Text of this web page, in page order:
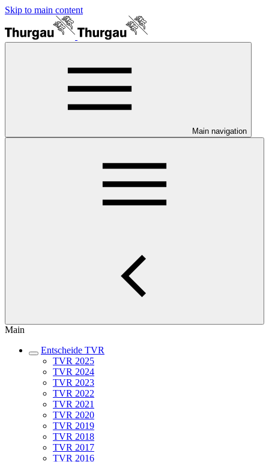
Skip to main content
Main navigation
Main
Entscheide TVR
TVR 2025
TVR 2024
TVR 2023
TVR 2022
TVR 2021
TVR 2020
TVR 2019
TVR 2018
TVR 2017
TVR 2016